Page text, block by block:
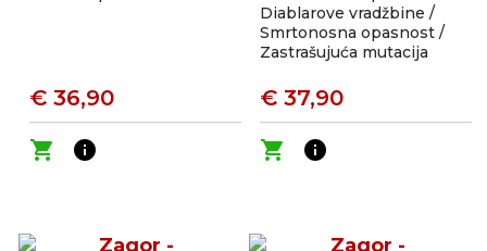
€ 36,90
shopping_cart
info
Diablarove vradžbine /
Smrtonosna opasnost /
Zastrašujuća mutacija
€ 37,90
shopping_cart
info